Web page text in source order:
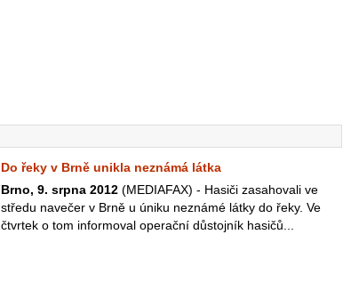
Do řeky v Brně unikla neznámá látka
Brno, 9. srpna 2012 (MEDIAFAX) - Hasiči zasahovali ve
středu navečer v Brně u úniku neznámé látky do řeky. Ve
čtvrtek o tom informoval operační důstojník hasičů...